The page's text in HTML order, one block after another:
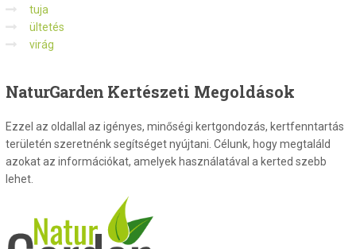
tuja
ültetés
virág
NaturGarden Kertészeti Megoldások
Ezzel az oldallal az igényes, minőségi kertgondozás, kertfenntartás
területén szeretnénk segítséget nyújtani. Célunk, hogy megtaláld
azokat az információkat, amelyek használatával a kerted szebb
lehet.